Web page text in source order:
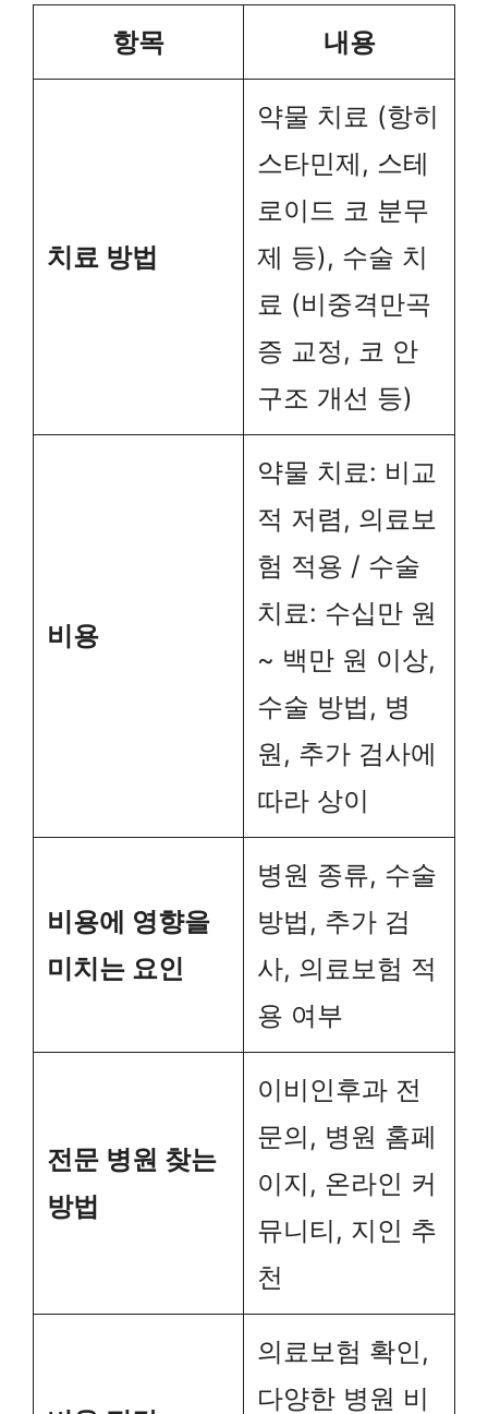
항목 내용
치료 방법
약물 치료 (항히
스타민제, 스테
로이드 코 분무
제 등), 수술 치
료 (비중격만곡
증 교정, 코 안
구조 개선 등)
비용
약물 치료: 비교
적 저렴, 의료보
험 적용 / 수술
치료: 수십만 원
~ 백만 원 이상,
수술 방법, 병
원, 추가 검사에
따라 상이
비용에 영향을
미치는 요인
병원 종류, 수술
방법, 추가 검
사, 의료보험 적
용 여부
전문 병원 찾는
방법
이비인후과 전
문의, 병원 홈페
이지, 온라인 커
뮤니티, 지인 추
천
의료보험 확인,
다양한 병원 비